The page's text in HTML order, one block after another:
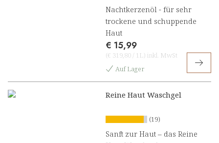
Nachtkerzenöl - für sehr
trockene und schuppende
Haut
€ 15,99
(€ 319,80 / 1L) inkl. MwSt
Auf Lager
Reine Haut Waschgel
(19)
Sanft zur Haut – das Reine